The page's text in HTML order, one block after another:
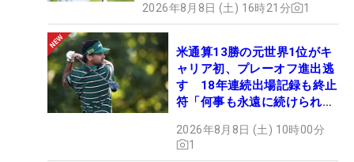
2026年8月8日 (土) 16時21分 1
米通算13勝の元世界1位がキ
ャリア初、プレーオフ進出逃
す 18年連続出場記録も終止
符「何事も永遠に続けられな
2026年8月8日 (土) 10時00分
1